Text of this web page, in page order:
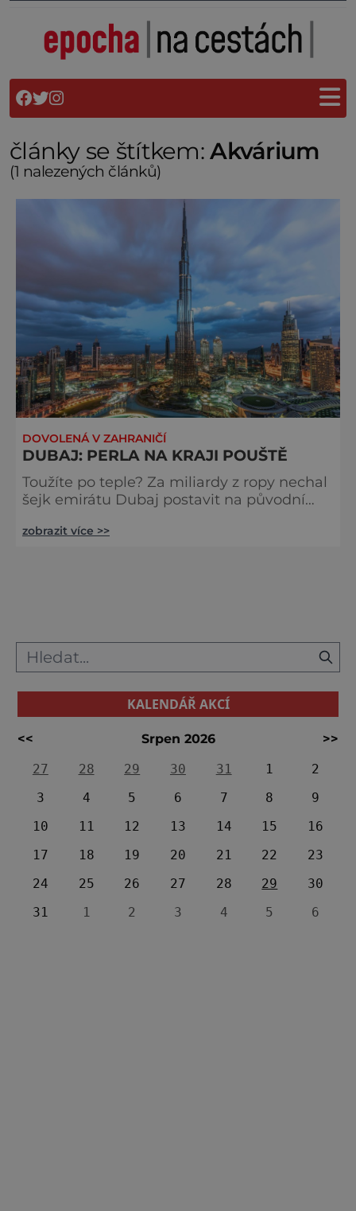
články se štítkem:Akvárium
(1 nalezených článků)
DOVOLENÁ V ZAHRANIČÍ
DUBAJ: PERLA NA KRAJI POUŠTĚ
Toužíte po teple? Za miliardy z ropy nechal
šejk emirátu Dubaj postavit na původní
umělým ostrovem se tyčí nejvyšší hotel
jenom letištní terminál stojí
zobrazit více >>
KALENDÁŘ AKCÍ
<< Srpen 2026
>>
27
28 29 30 31 1
2
3
4 5 6 7 8
9
10
11 12 13 14 15
16
17
18 19 20 21 22
23
24
25 26 27 28 29
30
31
1 2 3 4 5 6